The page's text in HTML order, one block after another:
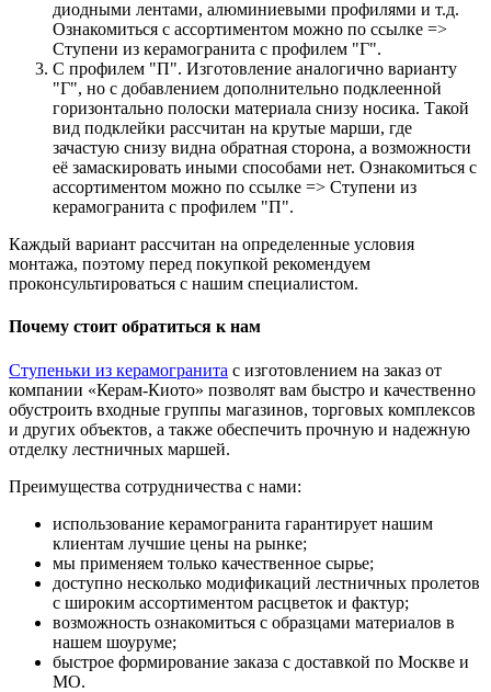
диодными лентами, алюминиевыми профилями и т.д.
Ознакомиться с ассортиментом можно по ссылке =>
Ступени из керамогранита с профилем "Г".
С профилем "П". Изготовление аналогично варианту
"Г", но с добавлением дополнительно подклеенной
горизонтально полоски материала снизу носика. Такой
вид подклейки рассчитан на крутые марши, где
зачастую снизу видна обратная сторона, а возможности
её замаскировать иными способами нет. Ознакомиться с
ассортиментом можно по ссылке => Ступени из
керамогранита с профилем "П".
Каждый вариант рассчитан на определенные условия
монтажа, поэтому перед покупкой рекомендуем
проконсультироваться с нашим специалистом.
Почему стоит обратиться к нам
Ступеньки из керамогранита с изготовлением на заказ от
компании «Керам-Киото» позволят вам быстро и качественно
обустроить входные группы магазинов, торговых комплексов
и других объектов, а также обеспечить прочную и надежную
отделку лестничных маршей.
Преимущества сотрудничества с нами:
использование керамогранита гарантирует нашим
клиентам лучшие цены на рынке;
мы применяем только качественное сырье;
доступно несколько модификаций лестничных пролетов
с широким ассортиментом расцветок и фактур;
возможность ознакомиться с образцами материалов в
нашем шоуруме;
быстрое формирование заказа с доставкой по Москве и
МО.